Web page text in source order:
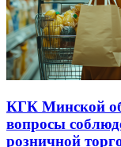
КГК Минской
вопросы
розничной